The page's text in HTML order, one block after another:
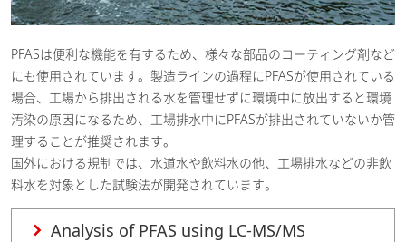
PFASは便利な機能を有するため、様々な部品のコーティング剤など
にも使用されています。製造ラインの過程にPFASが使用されている
場合、工場から排出される水を管理せずに環境中に放出すると環境
汚染の原因になるため、工場排水中にPFASが排出されていないか管
理することが推奨されます。
国外における規制では、水道水や飲料水の他、工場排水などの非飲
料水を対象とした試験法が開発されています。
Analysis of PFAS using LC-MS/MS